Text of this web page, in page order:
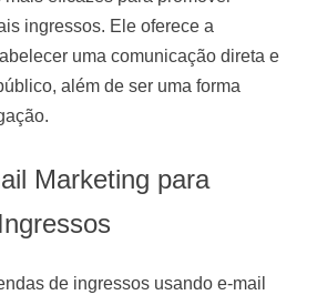
ingressos. Ele oferece a
uma comunicação direta e
além de ser uma forma
Marketing para
de ingressos usando e-mail